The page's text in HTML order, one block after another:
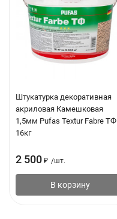
Штукатурка декоративная
акриловая Камешковая
1,5мм Pufas Textur Fabre ТФ
16кг
2 500 ₽ /шт.
В корзину